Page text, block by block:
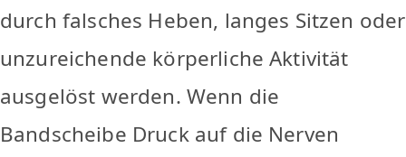
durch falsches Heben, langes Sitzen oder
unzureichende körperliche Aktivität
ausgelöst werden. Wenn die
Bandscheibe Druck auf die Nerven